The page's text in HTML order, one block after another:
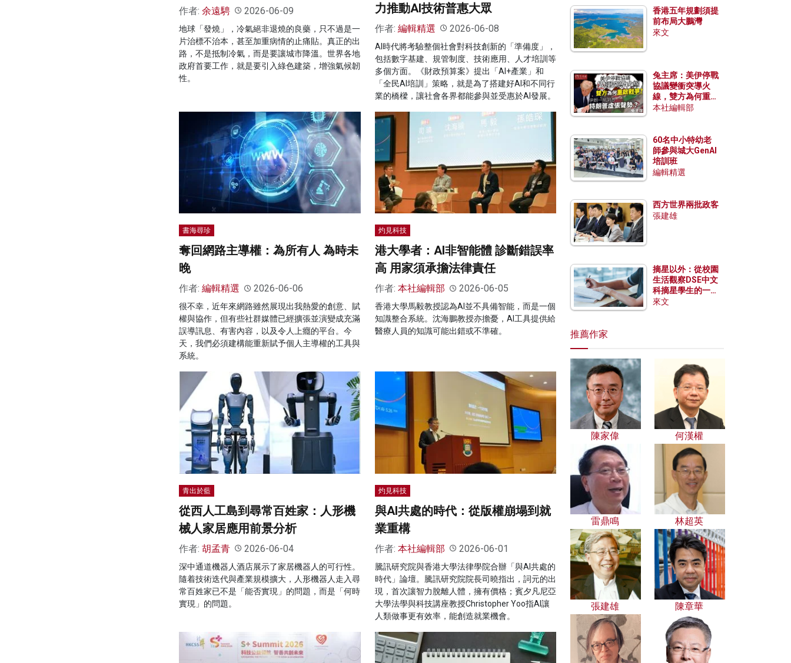
作者: 余遠騁 2026-06-09
地球「發燒」，冷氣絕非退燒的良藥，只不過是一
片治標不治本，甚至加重病情的止痛貼。真正的出
路，不是抵制冷氣，而是要讓城市降溫。世界各地
政府首要工作，就是要引入綠色建築，增強氣候韌
性。
力推動AI技術普惠大眾
作者: 編輯精選 2026-06-08
AI時代將考驗整個社會對科技創新的「準備度」，
包括數字基建、規管制度、技術應用、人才培訓等
多個方面。《財政預算案》提出「AI+產業」和
「全民AI培訓」策略，就是為了搭建好AI和不同行
業的橋樑，讓社會各界都能參與並受惠於AI發展。
書海尋珍
奪回網路主導權：為所有人 為時未
晚
作者: 編輯精選 2026-06-06
很不幸，近年來網路雖然展現出我熱愛的創意、賦
權與協作，但有些社群媒體已經擴張並演變成充滿
誤導訊息、有害內容，以及令人上癮的平台。今
天，我們必須建構能重新賦予個人主導權的工具與
系統。
灼見科技
港大學者：AI非智能體 診斷錯誤率
高 用家須承擔法律責任
作者: 本社編輯部 2026-06-05
香港⼤學馬毅教授認為AI並不具備智能，而是一個
知識整合系統。沈海鵬教授亦擔憂，AI工具提供給
醫療人員的知識可能出錯或不準確。
青出於藍
從西人工島到尋常百姓家：人形機
械人家居應用前景分析
作者: 胡孟青 2026-06-04
深中通道機器人酒店展示了家居機器人的可行性。
隨着技術迭代與產業規模擴大，人形機器人走入尋
常百姓家已不是「能否實現」的問題，而是「何時
實現」的問題。
灼見科技
與AI共處的時代：從版權崩塌到就
業重構
作者: 本社編輯部 2026-06-01
騰訊研究院與香港大學法律學院合辦「與AI共處的
時代」論壇。騰訊研究院院長司曉指出，詞元的出
現，首次讓智力脫離人體，擁有價格；賓夕凡尼亞
⼤學法學與科技講座教授Christopher Yoo指AI讓
人類做事更有效率，能創造就業機會。
香港五年規劃須提
前布局大鵬灣
來文
兔主席：美伊停戰
協議變衝突導火
線，雙方為何重啟
戰爭？伊朗一早洞
本社編輯部
60名中小特幼老
師參與城大GenAI
培訓班
編輯精選
西方世界兩批政客
張建雄
摘星以外：從校園
生活觀察DSE中文
科摘星學生的一點
特質
來文
推薦作家
陳家偉 何漢權
雷鼎鳴 林超英
張建雄 陳章華